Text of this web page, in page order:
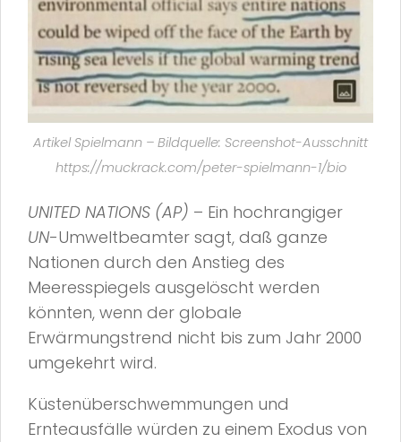
Artikel Spielmann – Bildquelle: Screenshot-Ausschnitt
https://muckrack.com/peter-spielmann-1/bio
UNITED NATIONS (AP) – Ein hochrangiger
UN-Umweltbeamter sagt, daß ganze
Nationen durch den Anstieg des
Meeresspiegels ausgelöscht werden
könnten, wenn der globale
Erwärmungstrend nicht bis zum Jahr 2000
umgekehrt wird.
Küstenüberschwemmungen und
Ernteausfälle würden zu einem Exodus von